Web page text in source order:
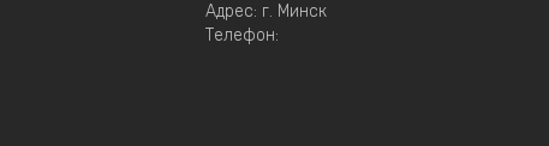
Адрес: г. Минск
Телефон: